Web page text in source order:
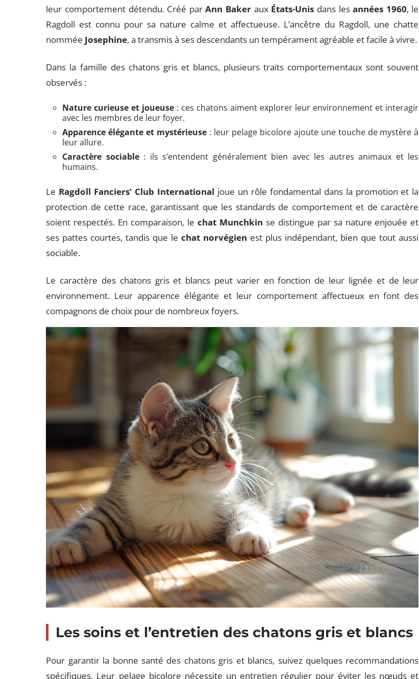
leur comportement détendu. Créé parAnn Baker aux États-Unis dans lesannées 1960, le
Ragdoll est connu pour sa nature calme et affectueuse. L’ancêtre du Ragdoll, une chatte
nommée Josephine, a transmis à ses descendants un tempérament agréable et facile à vivre.
Dans la famille des chatons gris et blancs, plusieurs traits comportementaux sont souvent
observés :
Nature curieuse et joueuse : ces chatons aiment explorer leur environnement et interagir
avec les membres de leur foyer.
Apparence élégante et mystérieuse : leur pelage bicolore ajoute une touche de mystère à
leur allure.
Caractère sociable: ils s’entendent généralement bien avec les autres animaux et les
humains.
Le Ragdoll Fanciers’ Club International joue un rôle fondamental dans la promotion et la
protection de cette race, garantissant que les standards de comportement et de caractère
soient respectés. En comparaison, le chat Munchkin se distingue par sa nature enjouée et
ses pattes courtes, tandis que lechat norvégien est plus indépendant, bien que tout aussi
sociable.
Le caractère des chatons gris et blancs peut varier en fonction de leur lignée et de leur
environnement. Leur apparence élégante et leur comportement affectueux en font des
compagnons de choix pour de nombreux foyers.
Les soins et l’entretien des chatons gris et blancs
Pour garantir la bonne santé des chatons gris et blancs, suivez quelques recommandations
spécifiques. Leur pelage bicolore nécessite un entretien régulier pour éviter les nœuds et